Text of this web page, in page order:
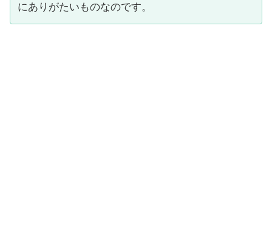
にありがたいものなのです。